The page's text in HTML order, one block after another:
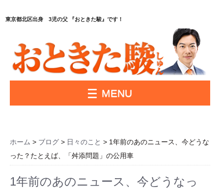
東京都北区出身 3児の父 『おときた駿』です！
MENU
ホーム > ブログ > 日々のこと > 1年前のあのニュース、今どうな
った？たとえば、「舛添問題」の公用車
1年前のあのニュース、今どうなっ